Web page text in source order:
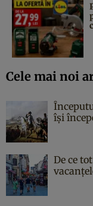
Cele mai noi
îşi
De ce